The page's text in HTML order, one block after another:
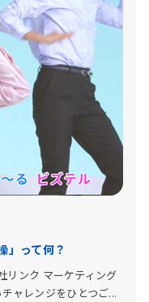
」って何？
リンク マーケティング
ャレンジをひとつご...